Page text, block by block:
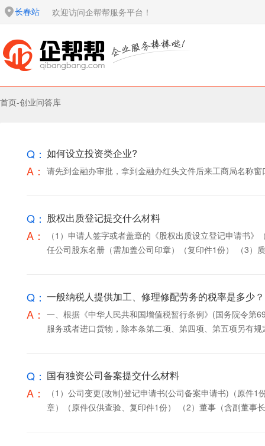
长春站 欢迎访问企帮帮服务平台！
首页-创业问答库
Q： 如何设立投资类企业?
A： 请先到金融办审批，拿到金融办红头文件后来工商局名称
Q： 股权出质登记提交什么材料
A：
（1）申请人签字或者盖章的《股权出质设立登记申请书
任公司股东名册（需加盖公司印章）（复印件1份） （3）
Q： 一般纳税人提供加工、修理修配劳务的税率是多少？
A： 一、根据《中华人民共和国增值税暂行条例》(国务院令第
服务或者进口货物，除本条第二项、第四项、第五项另有
Q： 国有独资公司备案提交什么材料
A：
（1）公司变更(改制)登记申请书(公司备案申请书)（原件
章）（原件仅供查验、复印件1份） （2）董事（含副董事